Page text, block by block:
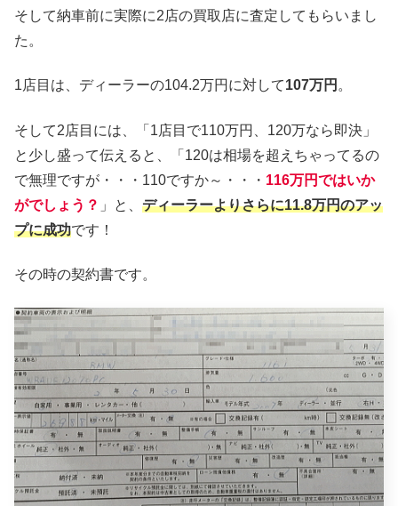
そして納車前に実際に2店の買取店に査定してもらいまし
た。
1店目は、ディーラーの104.2万円に対して107万円 。
そして2店目には、「1店目で110万円、120万なら即決」
と少し盛って伝えると、「120は相場を超えちゃってるの
で無理ですが・・・110ですか～・・・ 116万円ではいか
がでしょう？ 」と、 ディーラーよりさらに11.8万円のアッ
プに成功です！
その時の契約書です。